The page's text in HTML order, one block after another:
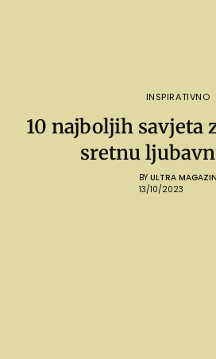
INSPIRATIVNO
10 najboljih savjeta
sretnu
BY ULTRA MAGAZIN
13/10/2023